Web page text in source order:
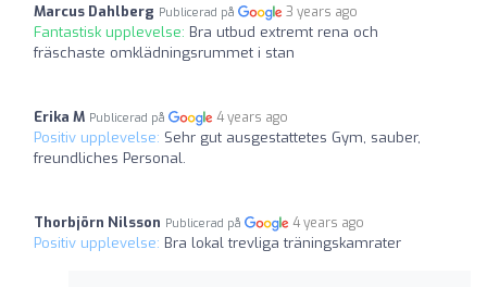
Marcus Dahlberg Publicerad på 3 years ago
Fantastisk upplevelse: Bra utbud extremt rena och
fräschaste omklädningsrummet i stan
Erika M Publicerad på 4 years ago
Positiv upplevelse: Sehr gut ausgestattetes Gym, sauber,
freundliches Personal.
Thorbjörn Nilsson Publicerad på 4 years ago
Positiv upplevelse: Bra lokal trevliga träningskamrater